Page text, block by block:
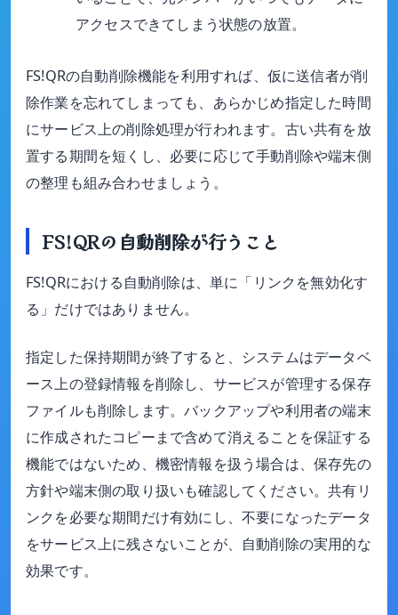
アクセスできてしまう状態の放置。
FS!QRの自動削除機能を利用すれば、仮に送信者が削
除作業を忘れてしまっても、あらかじめ指定した時間
にサービス上の削除処理が行われます。古い共有を放
置する期間を短くし、必要に応じて手動削除や端末側
の整理も組み合わせましょう。
FS!QRの自動削除が行うこと
FS!QRにおける自動削除は、単に「リンクを無効化す
る」だけではありません。
指定した保持期間が終了すると、システムはデータベ
ース上の登録情報を削除し、サービスが管理する保存
ファイルも削除します。バックアップや利用者の端末
に作成されたコピーまで含めて消えることを保証する
機能ではないため、機密情報を扱う場合は、保存先の
方針や端末側の取り扱いも確認してください。共有リ
ンクを必要な期間だけ有効にし、不要になったデータ
をサービス上に残さないことが、自動削除の実用的な
効果です。